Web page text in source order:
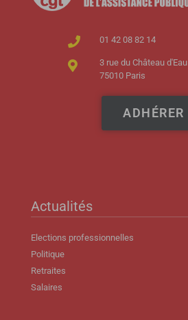
01 42 08 82 14
3 rue du Château d'Eau
75010 Paris
ADHÉRER
Actualités
Elections professionnelles
Politique
Retraites
Salaires